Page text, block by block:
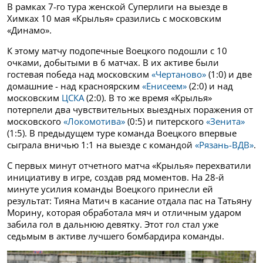
В рамках 7-го тура женской Суперлиги на выезде в
Химках 10 мая «Крылья» сразились с московским
«Динамо».
К этому матчу подопечные Воецкого подошли с 10
очками, добытыми в 6 матчах. В их активе были
гостевая победа над московским «Чертаново» (1:0) и две
домашние - над красноярским «Енисеем» (2:0) и над
московским ЦСКА(2:0). В то же время «Крылья»
потерпели два чувствительных выездных поражения от
московского «Локомотива» (0:5) и питерского «Зенита»
(1:5). В предыдущем туре команда Воецкого впервые
сыграла вничью 1:1 на выезде с командой «Рязань-ВДВ».
С первых минут отчетного матча «Крылья» перехватили
инициативу в игре, создав ряд моментов. На 28‑й
минуте усилия команды Воецкого принесли ей
результат: Тияна Матич в касание отдала пас на Татьяну
Морину, которая обработала мяч и отличным ударом
забила гол в дальнюю девятку. Этот гол стал уже
седьмым в активе лучшего бомбардира команды.